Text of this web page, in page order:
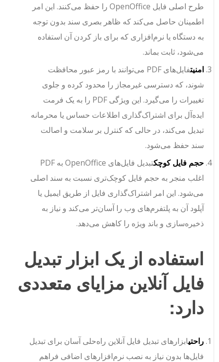
طرح اصلی فایل OpenOffice را حفظ می‌کنند. این امر
اطمینان حاصل می‌کند که ظاهر بصری سند بدون توجه
به دستگاه یا نرم‌افزاری که برای باز کردن آن استفاده
می‌شود، ثابت بماند.
امنیت
فایل‌های PDF می‌توانند با رمز عبور محافظت
شوند، که دسترسی غیرمجاز را محدود کرده و جلوی
تغییرات را می‌گیرد. این ویژگی PDF را به یک فرمت
ایده‌آل برای اشتراک‌گذاری اطلاعات حساس یا محرمانه
تبدیل می‌کند، در حالی که کنترل بر سلامت و اصالت
سند حفظ می‌شود.
حجم فایل کوچک
تبدیل فایل‌های OpenOffice به PDF
اغلب منجر به حجم فایل کوچک‌تری نسبت به سند اصلی
می‌شود. این امر اشتراک‌گذاری فایل از طریق ایمیل یا
آپلود آن به پلتفرم‌های وب را آسان‌تر می‌کند و نیاز به
ذخیره‌سازی و باند ویژه را کاهش می‌دهد.
استفاده از یک ابزار تبدیل
فایل آنلاین مزایای متعددی
دارد:
راحتیابزارهای تبدیل فایل آنلاین راه‌حلی آسان برای تبدیل
فایل‌ها بدون نیاز به نصب نرم‌افزارهای اضافی فراهم